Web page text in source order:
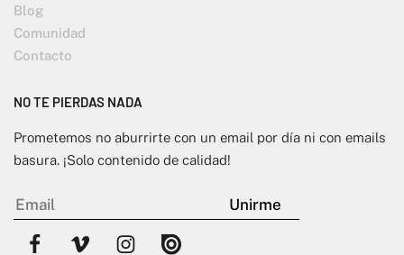
Blog
Comunidad
Contacto
NO TE PIERDAS NADA
Prometemos no aburrirte con un email por día ni con emails
basura. ¡Solo contenido de calidad!